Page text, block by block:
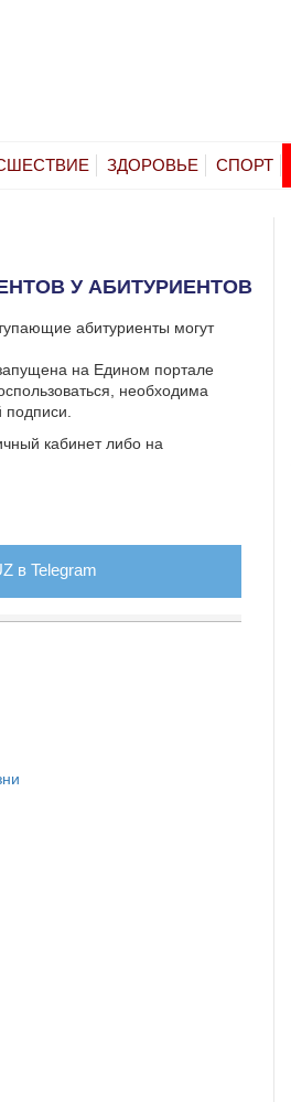
ЗДОРОВЬЕ СПОРТ
У АБИТУРИЕНТОВ
абитуриенты могут
на Едином портале
необходима
кабинет либо на
в Telegram